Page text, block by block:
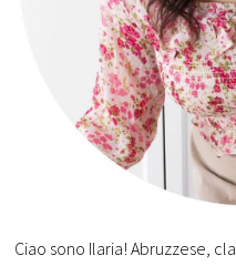
Ciao sono Ilaria! Abruzzese,